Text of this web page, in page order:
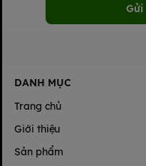
DANH MỤC
Trang chủ
Giới thiệu
Sản phẩm